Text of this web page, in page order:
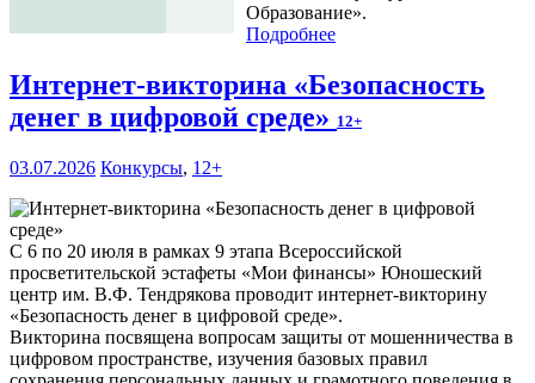
Образование».
Подробнее
Интернет-викторина «Безопасность
денег в цифровой среде» 12+
03.07.2026 Конкурсы, 12+
С 6 по 20 июля в рамках 9 этапа Всероссийской
просветительской эстафеты «Мои финансы» Юношеский
центр им. В.Ф. Тендрякова проводит интернет-викторину
«Безопасность денег в цифровой среде».
Викторина посвящена вопросам защиты от мошенничества в
цифровом пространстве, изучения базовых правил